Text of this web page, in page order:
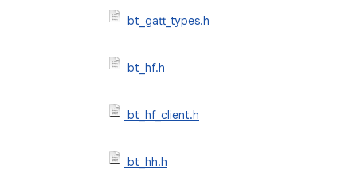
bt_gatt_types.h
bt_hf.h
bt_hf_client.h
bt_hh.h